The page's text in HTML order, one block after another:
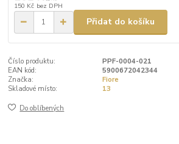
150 Kč bez DPH
Přidat do košíku
Číslo produktu:
PPF-0004-021
EAN kód:
5900672042344
Značka:
Fiore
Skladové místo:
13
Do oblíbených